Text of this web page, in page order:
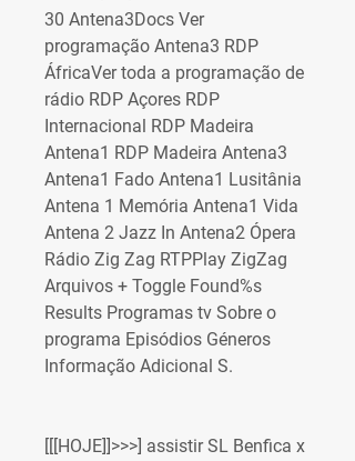
30 Antena3Docs Ver
programação Antena3 RDP
ÁfricaVer toda a programação de
rádio RDP Açores RDP
Internacional RDP Madeira
Antena1 RDP Madeira Antena3
Antena1 Fado Antena1 Lusitânia
Antena 1 Memória Antena1 Vida
Antena 2 Jazz In Antena2 Ópera
Rádio Zig Zag RTPPlay ZigZag
Arquivos + Toggle Found%s
Results Programas tv Sobre o
programa Episódios Géneros
Informação Adicional S.
[[[HOJE]]>>>] assistir SL Benfica x